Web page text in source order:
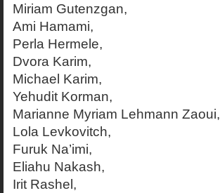
Miriam Gutenzgan,
Ami Hamami,
Perla Hermele,
Dvora Karim,
Michael Karim,
Yehudit Korman,
Marianne Myriam Lehmann Zaoui,
Lola Levkovitch,
Furuk Na’imi,
Eliahu Nakash,
Irit Rashel,